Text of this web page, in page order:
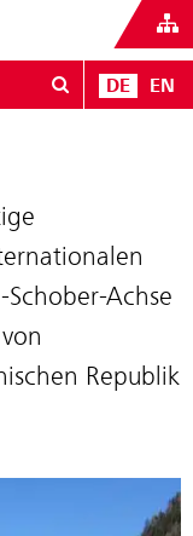
DE EN
Schober-Achse
Republik